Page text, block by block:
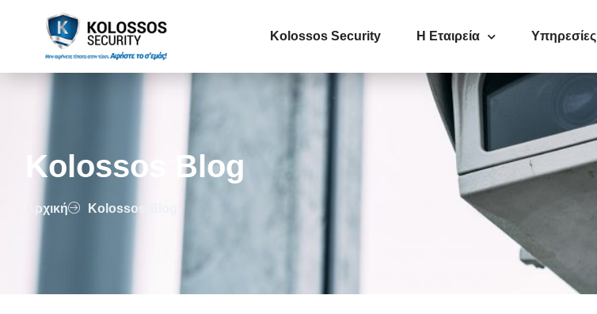
Kolossos Security Η Εταιρεία Υπηρεσίες
Kolossos Blog
Αρχική Kolossos Blog